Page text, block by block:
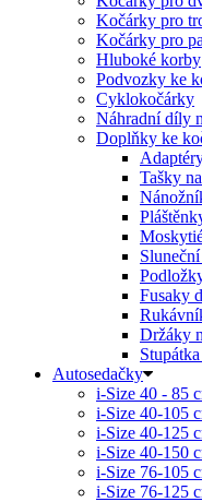
Kočárky pro
Kočárky pro
Hluboké korby
Podvozky ke
Cyklokočárky
Náhradní díly
Doplňky ke
Tašky
Fusaky
Držáky
Autosedačky
i-Size 40 - 85
i-Size 40-105
i-Size 40-125
i-Size 40-150
i-Size 76-105
i-Size 76-125